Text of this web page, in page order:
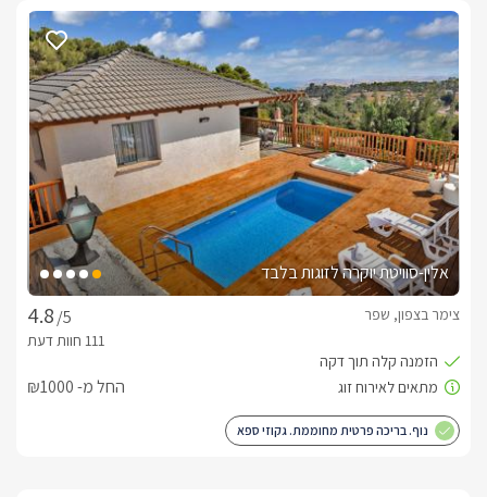
וחמימים.
דגשים על מקום האירוח
להשלמת חווית האירוח המושלמת כמו שסוויטת W שמה לנגד עיניה
לשירותכם מגוון ארוחות שף מיוחדות וארוחות בוקר הניתנות להזמנה
בכל שעה. בנוסף ניתן להתפנק בעיסוי מקצועי בהזמנה מראש.
אטרקציות לכל המשפחה
תוכלו לצאת לנסיעה קצרצרה אל סמטאות צפת העתיקות
והקסומות, טיולי סוסים, אופניים, ג'יפים וטרקטורונים, קטיף פירות
עונתי, שמורת טבע ושלל אטרקציות באיזור.מושב נוף כנרת נמצא
בין צפת לראש פינה ונחשב למיקום אידיאלי עבור כל חובבי הטיולים
ושוחרי הרומנטיקה. מכאן תוכלו לצאת לנסיעה קצרצרה אל
שלל מסעדות ופאבים מעולים, מגוון טיולי סוסים, אופניים, ג'יפים
ועוד.
אלין-סוויטת יוקרה לזוגות בלבד
/5
צימר בצפון, שפר
החל מ- ₪1000
נוף. בריכה פרטית מחוממת. גקוזי ספא